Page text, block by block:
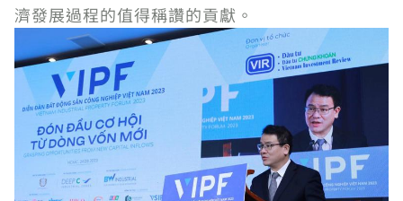
濟發展過程的值得稱讚的貢獻。